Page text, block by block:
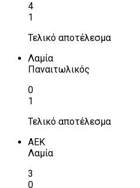
4
1
Τελικό αποτέλεσμα
Λαμία
Παναιτωλικός
0
1
Τελικό αποτέλεσμα
ΑΕΚ
Λαμία
3
0